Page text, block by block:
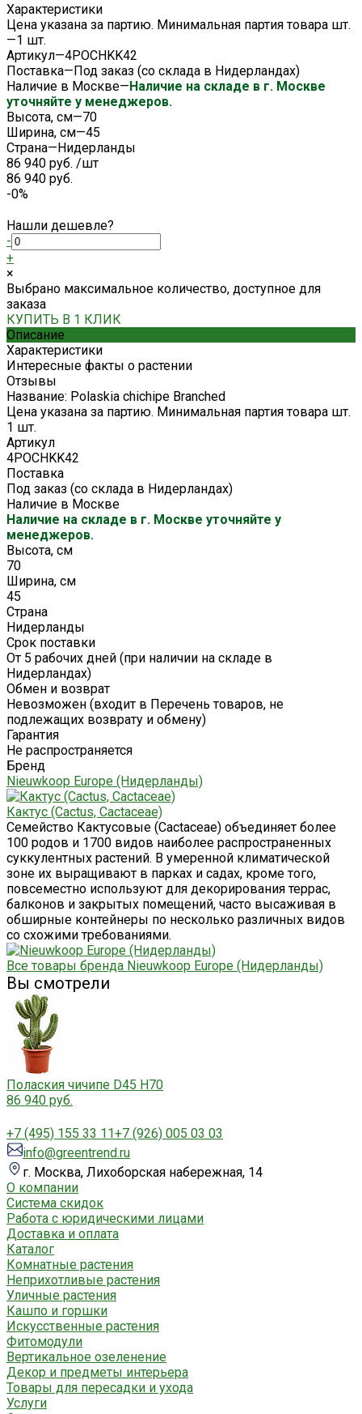
Характеристики
Цена указана за партию. Минимальная партия товара шт.
—1 шт.
Артикул—4POCHKK42
Поставка—Под заказ (со склада в Нидерландах)
Наличие в Москве—Наличие на складе в г. Москве
уточняйте у менеджеров.
Высота, см—70
Ширина, см—45
Страна—Нидерланды
86 940 руб. /шт
86 940 руб.
-0%
Нашли дешевле?
-
+
×
Выбрано максимальное количество, доступное для
заказа
КУПИТЬ В 1 КЛИК
Описание
Характеристики
Интересные факты о растении
Отзывы
Название: Polaskia chichipe Branched
Цена указана за партию. Минимальная партия товара шт.
1 шт.
Артикул
4POCHKK42
Поставка
Под заказ (со склада в Нидерландах)
Наличие в Москве
Наличие на складе в г. Москве уточняйте у
менеджеров.
Высота, см
70
Ширина, см
45
Страна
Нидерланды
Срок поставки
От 5 рабочих дней (при наличии на складе в
Нидерландах)
Обмен и возврат
Невозможен (входит в Перечень товаров, не
подлежащих возврату и обмену)
Гарантия
Не распространяется
Бренд
Nieuwkoop Europe (Нидерланды)
Кактус (Cactus, Cactaceae)
Семейство Кактусовые (Cactaceae) объединяет более
100 родов и 1700 видов наиболее распространенных
суккулентных растений. В умеренной климатической
зоне их выращивают в парках и садах, кроме того,
повсеместно используют для декорирования террас,
балконов и закрытых помещений, часто высаживая в
обширные контейнеры по несколько различных видов
со схожими требованиями.
Все товары бренда Nieuwkoop Europe (Нидерланды)
Вы смотрели
Полаския чичипе D45 H70
86 940 руб.
+7 (495) 155 33 11+7 (926) 005 03 03
info@greentrend.ru
г. Москва, Лихоборская набережная, 14
О компании
Система скидок
Работа с юридическими лицами
Доставка и оплата
Каталог
Комнатные растения
Неприхотливые растения
Уличные растения
Кашпо и горшки
Искусственные растения
Фитомодули
Вертикальное озеленение
Декор и предметы интерьера
Товары для пересадки и ухода
Услуги